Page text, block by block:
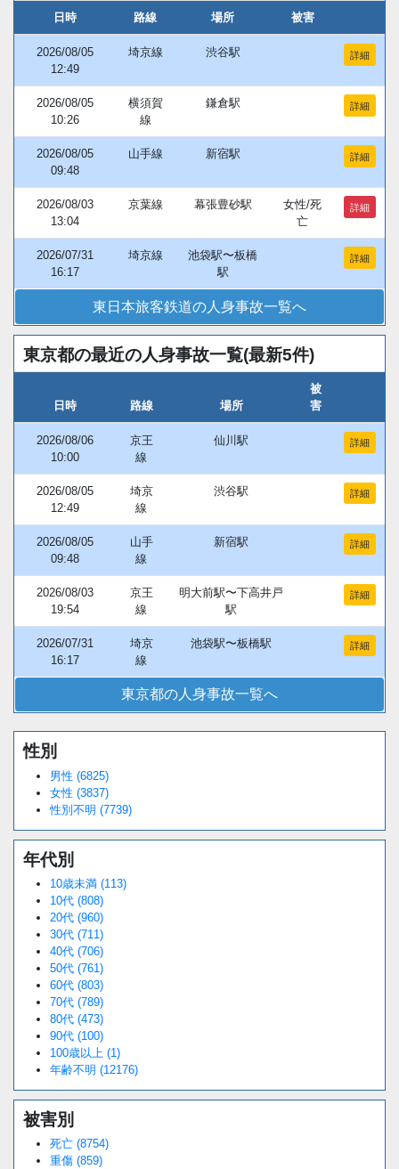
日時 路線 場所 被害
2026/08/05
12:49
埼京線 渋谷駅 詳細
2026/08/05
10:26
横須賀
線
鎌倉駅 詳細
2026/08/05
09:48
山手線 新宿駅 詳細
2026/08/03
13:04
京葉線 幕張豊砂駅
女性/死
亡
詳細
2026/07/31
16:17
埼京線
池袋駅〜板橋
駅
詳細
東日本旅客鉄道の人身事故一覧へ
東京都の最近の人身事故一覧(最新5件)
日時 路線 場所
被
害
2026/08/06
10:00
京王
線
仙川駅 詳細
2026/08/05
12:49
埼京
線
渋谷駅 詳細
2026/08/05
09:48
山手
線
新宿駅 詳細
2026/08/03
19:54
京王
線
明大前駅〜下高井戸
駅
詳細
2026/07/31
16:17
埼京
線
池袋駅〜板橋駅 詳細
東京都の人身事故一覧へ
Unmute
性別
男性 (6825)
女性 (3837)
性別不明 (7739)
年代別
10歳未満 (113)
10代 (808)
20代 (960)
30代 (711)
40代 (706)
50代 (761)
60代 (803)
70代 (789)
80代 (473)
90代 (100)
100歳以上 (1)
年齢不明 (12176)
被害別
死亡 (8754)
重傷 (859)